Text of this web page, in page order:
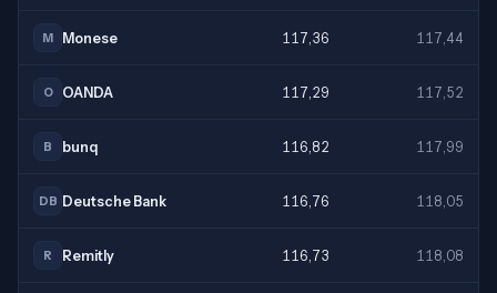
M Monese 117,36 117,44
O OANDA 117,29 117,52
B bunq 116,82 117,99
DB Deutsche Bank 116,76 118,05
R Remitly 116,73 118,08